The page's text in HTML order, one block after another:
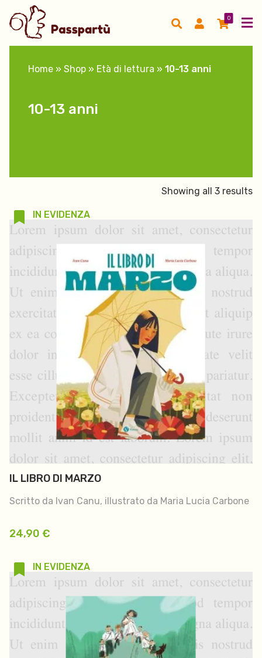
0
Home » Shop » Età di lettura » 10-13 anni
10-13 anni
Showing all 3 results
IN EVIDENZA
IL LIBRO DI MARZO
Scritto da Ivan Canu, illustrato da Maria Lucia Carbone
24,90 €
IN EVIDENZA